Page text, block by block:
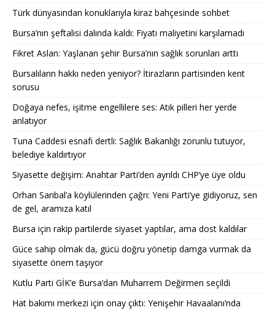
Türk dünyasından konuklarıyla kiraz bahçesinde sohbet
Bursa’nın şeftalisi dalında kaldı: Fiyatı maliyetini karşılamadı
Fikret Aslan: Yaşlanan şehir Bursa’nın sağlık sorunları arttı
Bursalıların hakkı neden yeniyor? İtirazların partisinden kent
sorusu
Doğaya nefes, işitme engellilere ses: Atık pilleri her yerde
anlatıyor
Tuna Caddesi esnafı dertli: Sağlık Bakanlığı zorunlu tutuyor,
belediye kaldırtıyor
Siyasette değişim: Anahtar Parti’den ayrıldı CHP’ye üye oldu
Orhan Sarıbal’a köylülerinden çağrı: Yeni Parti’ye gidiyoruz, sen
de gel, aramıza katıl
Bursa için rakip partilerde siyaset yaptılar, ama dost kaldılar
Güce sahip olmak da, gücü doğru yönetip damga vurmak da
siyasette önem taşıyor
Kutlu Parti GİK’e Bursa’dan Muharrem Değirmen seçildi
Hat bakımı merkezi için onay çıktı: Yenişehir Havaalanı’nda